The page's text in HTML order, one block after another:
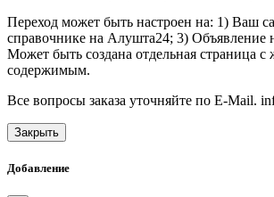
Переход может быть настроен на: 1) Ваш
справочнике на Алушта24; 3) Объявление
Может быть создана отдельная страница
содержимым.
Все вопросы заказа уточняйте по E-Mail.
Закрыть
Добавление